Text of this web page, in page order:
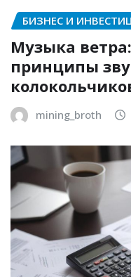
БИЗНЕС И
Музыка
принципы
mining_broth